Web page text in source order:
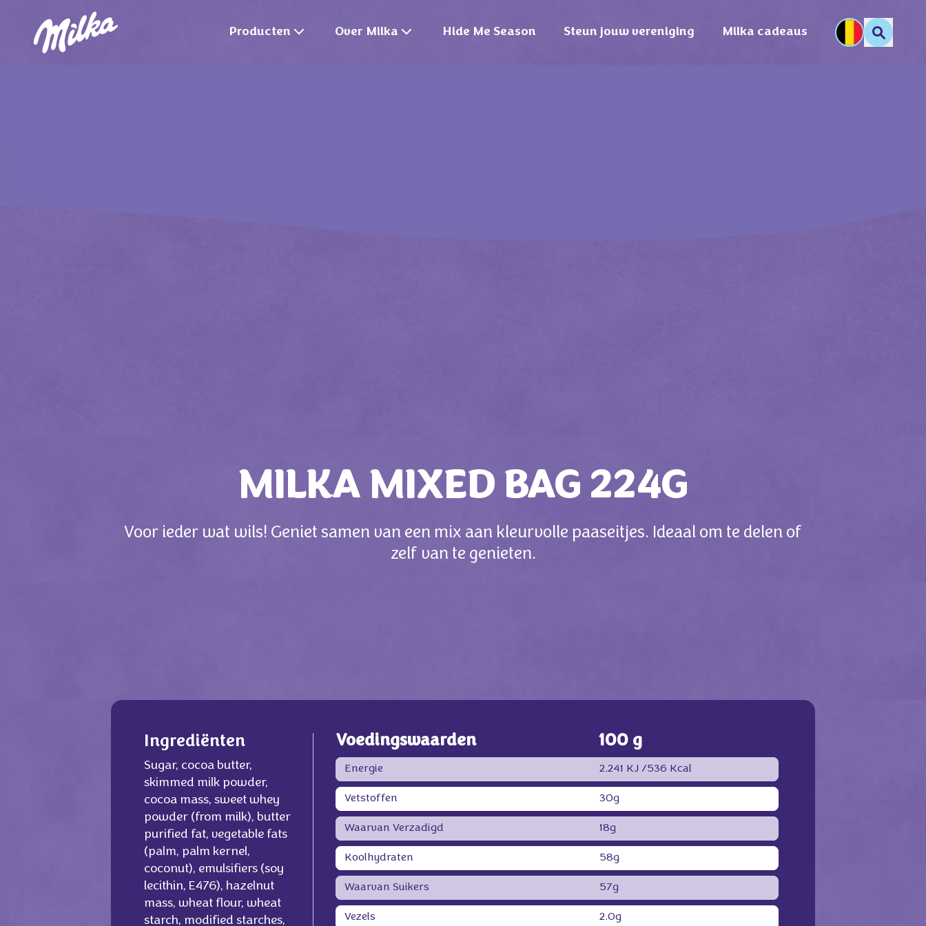
Producten Over Milka Hide Me Season Steun jouw vereniging Milka cadeaus
MILKA MIXED BAG 224G
Voor ieder wat wils! Geniet samen van een mix aan kleurvolle paaseitjes. Ideaal om te delen of
zelf van te genieten.
Ingrediënten
Sugar, cocoa butter,
skimmed milk powder,
cocoa mass, sweet whey
powder (from milk), butter
purified fat, vegetable fats
(palm, palm kernel,
coconut), emulsifiers (soy
lecithin, E476), hazelnut
mass, wheat flour, wheat
starch, modified starches,
Voedingswaarden 100 g
Energie 2.241 KJ /536 Kcal
Vetstoffen 30g
Waarvan Verzadigd 18g
Koolhydraten 58g
Waarvan Suikers 57g
Vezels 2.0g